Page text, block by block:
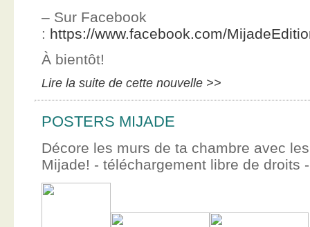
– Sur Facebook
: https://www.facebook.com/
À bientôt!
Lire la suite de cette nouvelle >>
POSTERS MIJADE
Décore les murs de ta chambre avec
Mijade! - téléchargement libre de droits -